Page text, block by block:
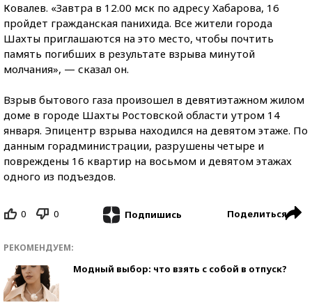
Ковалев. «Завтра в 12.00 мск по адресу Хабарова, 16
пройдет гражданская панихида. Все жители города
Шахты приглашаются на это место, чтобы почтить
память погибших в результате взрыва минутой
молчания», — сказал он.
Взрыв бытового газа произошел в девятиэтажном жилом
доме в городе Шахты Ростовской области утром 14
января. Эпицентр взрыва находился на девятом этаже. По
данным горадминистрации, разрушены четыре и
повреждены 16 квартир на восьмом и девятом этажах
одного из подъездов.
0 0 Подпишись Поделиться
РЕКОМЕНДУЕМ:
Модный выбор: что взять с собой в отпуск?